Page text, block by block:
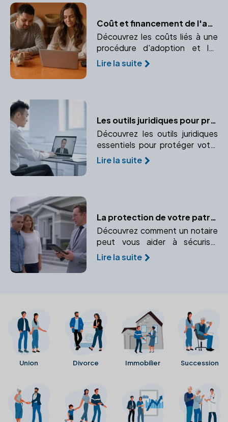
Coût et financement de l'adoption : Prévisions budgétaires et aides financières
Découvrez les coûts liés à une
procédure d'adoption et les
différentes possibilités de
financement. Informez-vous sur
Lire la suite
Les outils juridiques pour protéger l'entreprise et ses dirigeants
Découvrez les outils juridiques
essentiels pour protéger votre
entreprise et vos
responsabilités en tant que
Lire la suite
La protection de votre patrimoine immobilier face à l'imprévu grâce au notaire
Découvrez comment un notaire
peut vous aider à sécuriser
votre patrimoine immobilier face
à l'imprévu. Protégez vos biens
Lire la suite
Union Divorce Immobilier Succession